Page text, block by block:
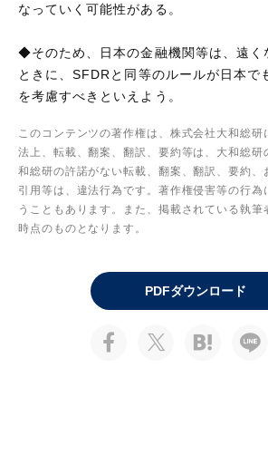
なっていく可能性がある。
◆そのため、日本の金融機関等は、遠く
ときに、SFDRと同等のルールが日本で
を考慮すべきといえよう。
このコンテンツの著作権は、株式会社大和総
法上、転載、翻案、翻訳、要約等は、大和総研
和総研の許諾がない転載、翻案、翻訳、要約、
引用等は、違法行為です。著作権侵害等の行為
うこともあります。また、掲載されている執筆
時点のものとなります。
PDFダウンロード